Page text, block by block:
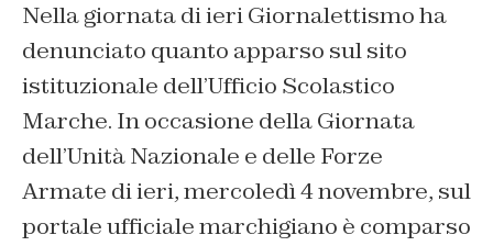
Nella giornata di ieri Giornalettismo ha
denunciato quanto apparso sul sito
istituzionale dell’Ufficio Scolastico
Marche. In occasione della Giornata
dell’Unità Nazionale e delle Forze
Armate di ieri, mercoledì 4 novembre, sul
portale ufficiale marchigiano è comparso